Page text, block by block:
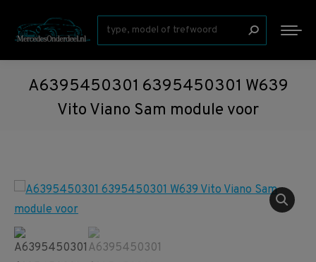
Zoeken:
A6395450301 6395450301 W639
Vito Viano Sam module voor